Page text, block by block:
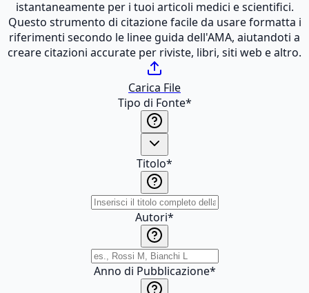
istantaneamente per i tuoi articoli medici e scientifici.
Questo strumento di citazione facile da usare formatta i
riferimenti secondo le linee guida dell'AMA, aiutandoti a
creare citazioni accurate per riviste, libri, siti web e altro.
Carica File
Tipo di Fonte*
Titolo*
Autori*
Anno di Pubblicazione*